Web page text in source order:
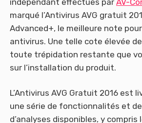
marqué l’Antivirus AVG gratuit
Advanced+, le meilleure note
antivirus. Une telle cote élevée
toute trépidation restante que
sur l’installation du produit.
L’Antivirus AVG Gratuit 2016 est
une série de fonctionnalités et
d’analyses disponibles, y compris